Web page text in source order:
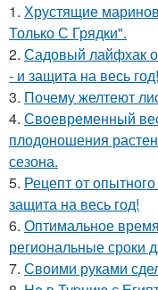
1. Хрустящие
Только С Грядки".
2. Садовый лайфхак
- и защита на весь год!
3. Почему желтеют
4. Своевременный
плодоношения
сезона.
5. Рецепт от
защита на весь год!
6. Оптимальное
региональные сроки
7. Своими руками